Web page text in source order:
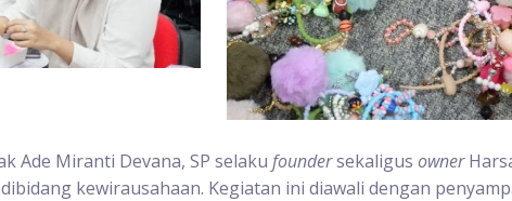
Ade Miranti Devana, SP selaku foundersekaligus owner
kewirausahaan. Kegiatan ini diawali dengan